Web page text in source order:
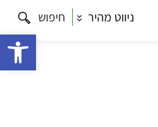
ניווט מהיר חיפוש